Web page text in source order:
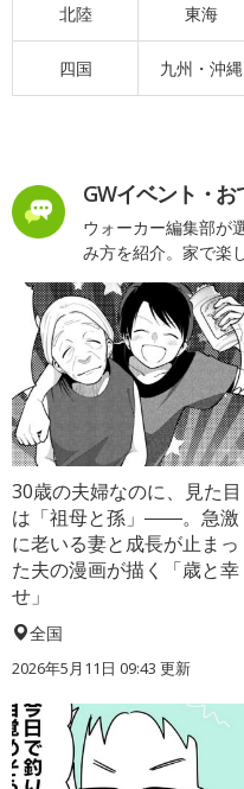
北陸 東海
四国 九州・沖縄
GWイベント・お
ウォーカー編集部が
み方を紹介。家で楽
30歳の夫婦なのに、見た目
は「祖母と孫」――。急激
に老いる妻と成長が止まっ
た夫の漫画が描く「歳と幸
せ」
全国
2026年5月11日 09:43 更新